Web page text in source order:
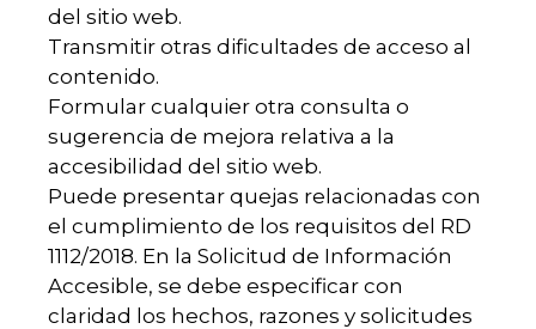
del sitio web.
Transmitir otras dificultades de acceso al
contenido.
Formular cualquier otra consulta o
sugerencia de mejora relativa a la
accesibilidad del sitio web.
Puede presentar quejas relacionadas con
el cumplimiento de los requisitos del RD
1112/2018. En la Solicitud de Información
Accesible, se debe especificar con
claridad los hechos, razones y solicitudes